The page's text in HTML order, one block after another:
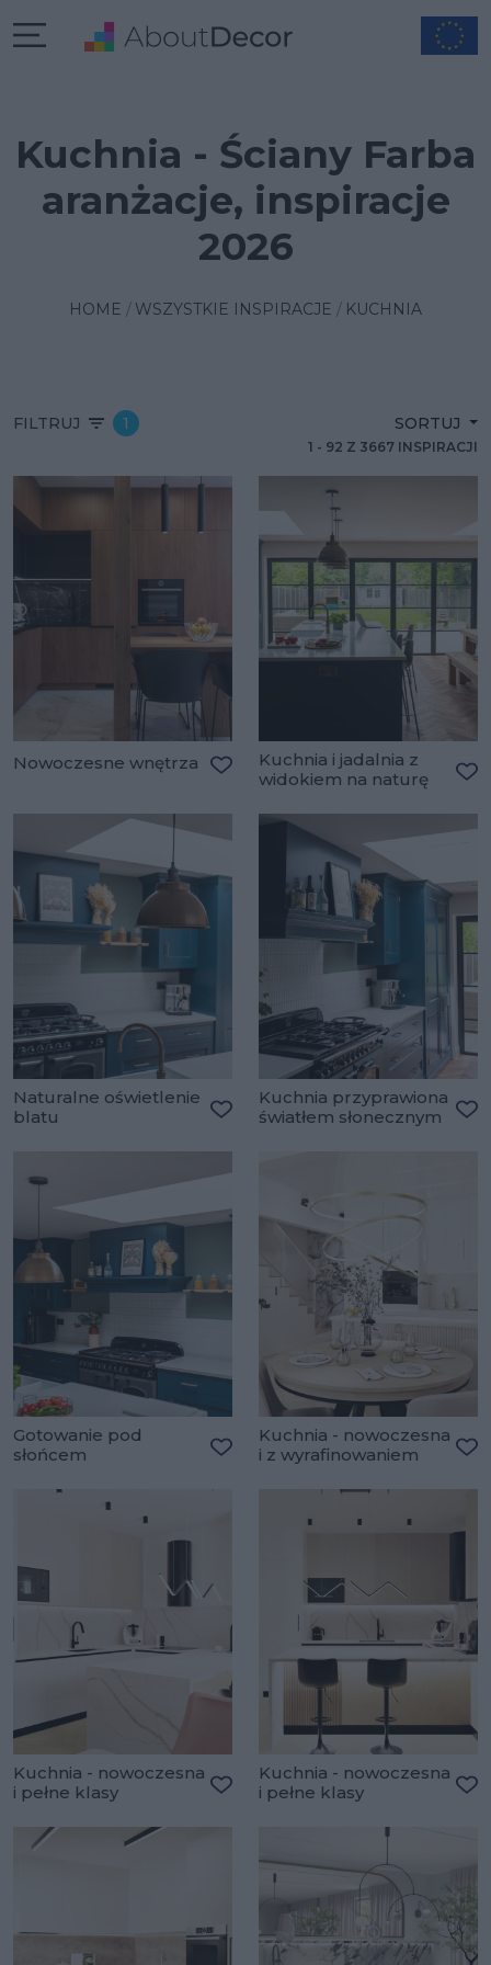
Kuchnia - Ściany Farba
aranżacje, inspiracje
2026
HOME WSZYSTKIE INSPIRACJE KUCHNIA
FILTRUJ 1 SORTUJ
1 - 92 Z 3667 INSPIRACJI
Nowoczesne wnętrza
Dodaj do ulubionych
Kuchnia i jadalnia z
widokiem na naturę
Naturalne oświetlenie
blatu
Kuchnia przyprawiona
światłem słonecznym
Gotowanie pod
słońcem
Dodaj do ulubionych
Kuchnia - nowoczesna
i z wyrafinowaniem
Kuchnia - nowoczesna
i pełne klasy
Kuchnia - nowoczesna
i pełne klasy